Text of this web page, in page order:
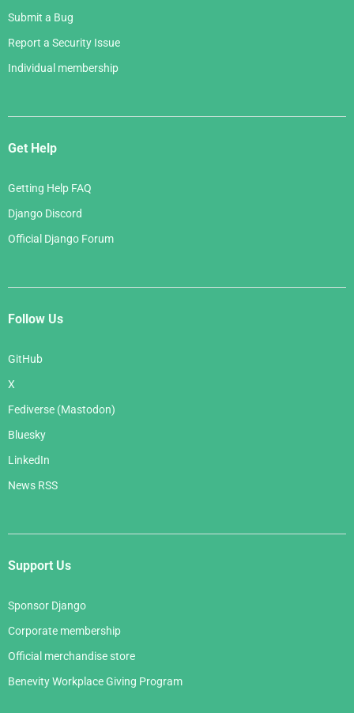
Submit a Bug
Report a Security Issue
Individual membership
Get Help
Getting Help FAQ
Django Discord
Official Django Forum
Follow Us
GitHub
X
Fediverse (Mastodon)
Bluesky
LinkedIn
News RSS
Support Us
Sponsor Django
Corporate membership
Official merchandise store
Benevity Workplace Giving Program